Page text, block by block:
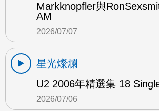
Markknopfler與
AM
2026/07/07
星光燦爛
U2 2006年精選集 18
2026/07/06